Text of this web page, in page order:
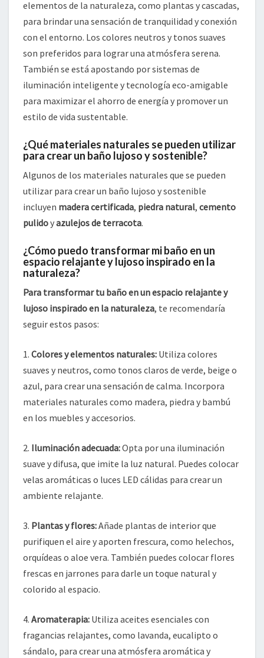
elementos de la naturaleza, como plantas y cascadas,
para brindar una sensación de tranquilidad y conexión
con el entorno. Los colores neutros y tonos suaves
son preferidos para lograr una atmósfera serena.
También se está apostando por sistemas de
iluminación inteligente y tecnología eco-amigable
para maximizar el ahorro de energía y promover un
estilo de vida sustentable.
¿Qué materiales naturales se pueden utilizar
para crear un baño lujoso y sostenible?
Algunos de los materiales naturales que se pueden
utilizar para crear un baño lujoso y sostenible
incluyen madera certificada, piedra natural, cemento
pulidoyazulejos de terracota.
¿Cómo puedo transformar mi baño en un
espacio relajante y lujoso inspirado en la
naturaleza?
Para transformar tu baño en un espacio relajante y
lujoso inspirado en la naturaleza, te recomendaría
seguir estos pasos:
1. Colores y elementos naturales: Utiliza colores
suaves y neutros, como tonos claros de verde, beige o
azul, para crear una sensación de calma. Incorpora
materiales naturales como madera, piedra y bambú
en los muebles y accesorios.
2. Iluminación adecuada:Opta por una iluminación
suave y difusa, que imite la luz natural. Puedes colocar
velas aromáticas o luces LED cálidas para crear un
ambiente relajante.
3. Plantas y flores:Añade plantas de interior que
purifiquen el aire y aporten frescura, como helechos,
orquídeas o aloe vera. También puedes colocar flores
frescas en jarrones para darle un toque natural y
colorido al espacio.
4. Aromaterapia: Utiliza aceites esenciales con
fragancias relajantes, como lavanda, eucalipto o
sándalo, para crear una atmósfera aromática y